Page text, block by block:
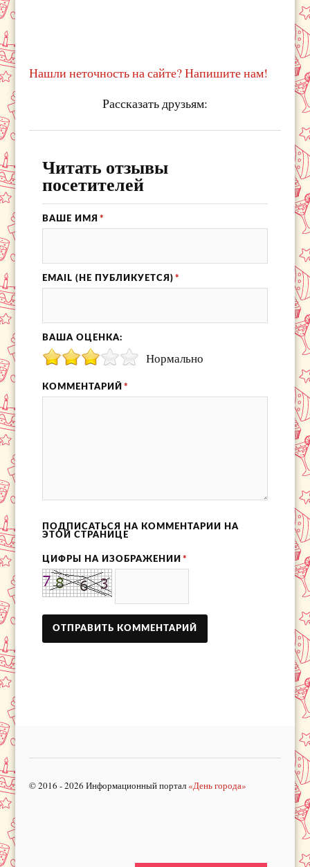
Нашли неточность на сайте? Напишите нам!
Рассказать друзьям:
Читать отзывы
посетителей
ВАШЕ ИМЯ *
EMAIL (НЕ ПУБЛИКУЕТСЯ) *
ВАША ОЦЕНКА:
Нормально
КОММЕНТАРИЙ *
ПОДПИСАТЬСЯ НА КОММЕНТАРИИ НА
ЭТОЙ СТРАНИЦЕ
ЦИФРЫ НА ИЗОБРАЖЕНИИ *
© 2016 - 2026 Информационный портал «День города»